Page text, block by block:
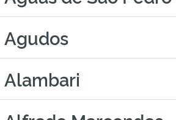
Agudos
Alambari